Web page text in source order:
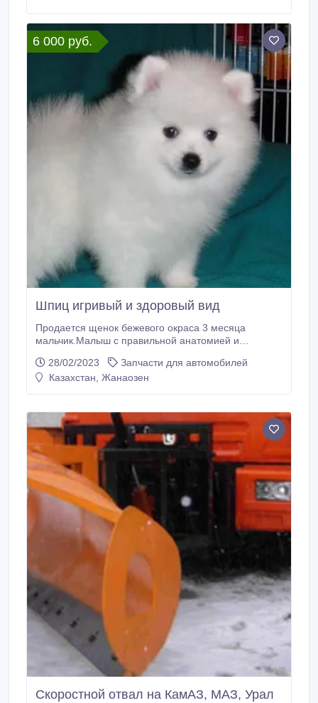
6 000 руб.
Шпиц игривый и здоровый вид
Продается щенок бежевого окраса 3 месяца
мальчик.Малыш с правильной анатомией и
документы РКФ.Клеймо, международный
вет.паспорт.Предполагаемый размер 18-20
28/02/2023
Запчасти для автомобилей
Казахстан, Жанаозен
Скоростной отвал на КамАЗ, МАЗ, Урал